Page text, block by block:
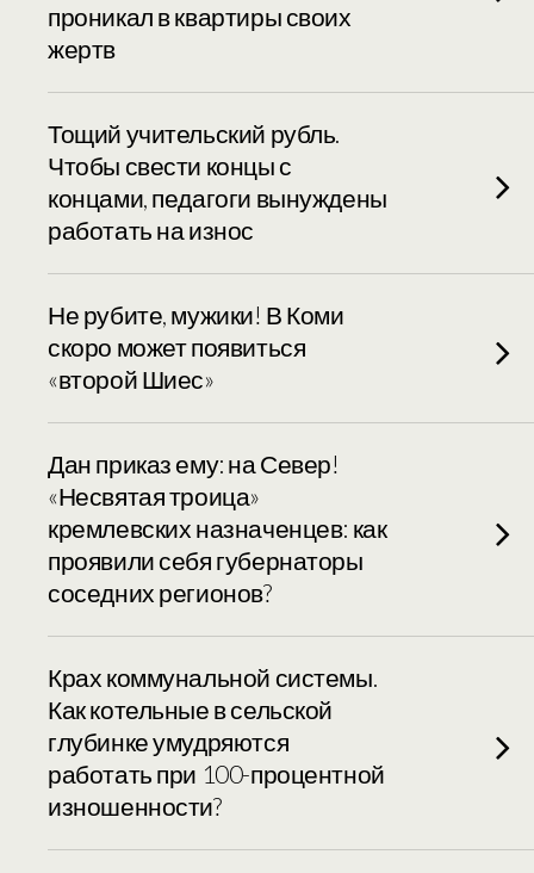
проникал в квартиры своих
жертв
Тощий учительский рубль.
Чтобы свести концы с
концами, педагоги вынуждены
работать на износ
Не рубите, мужики! В Коми
скоро может появиться
«второй Шиес»
Дан приказ ему: на Север!
«Несвятая троица»
кремлевских назначенцев: как
проявили себя губернаторы
соседних регионов?
Крах коммунальной системы.
Как котельные в сельской
глубинке умудряются
работать при 100-процентной
изношенности?